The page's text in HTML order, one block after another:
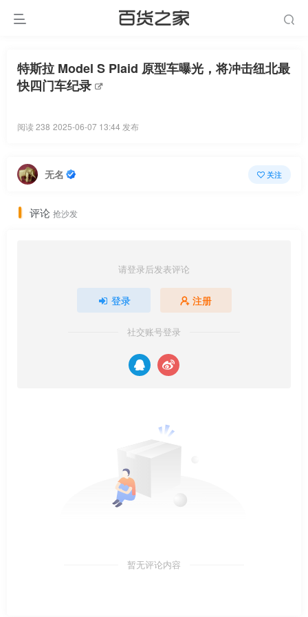
特斯拉 Model S Plaid 原型车曝光，将冲击纽北最
快四门车纪录
阅读 238 2025-06-07 13:44 发布
无名 关注
评论 抢沙发
请登录后发表评论
登录 注册
社交账号登录
暂无评论内容